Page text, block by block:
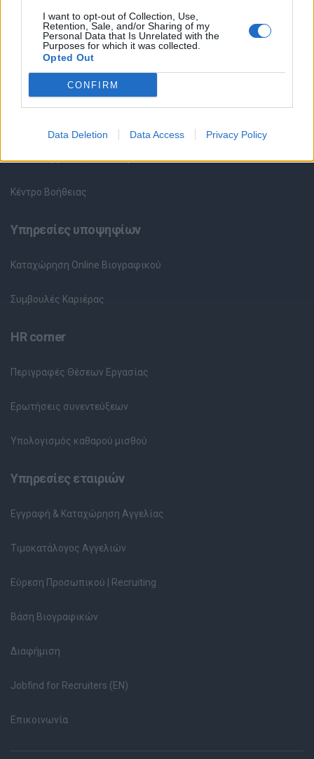
I want to opt-out of Collection, Use,
Retention, Sale, and/or Sharing of my
Personal Data that Is Unrelated with the
Purposes for which it was collected.
Opted Out
CONFIRM
Data Deletion Data Access Privacy Policy
Θέσεις εργασίας
Όλες οι Θέσεις Εργασίας
Κέντρο Βοήθειας
Υπηρεσίες υποψηφίων
Καταχώρηση Online Βιογραφικού
Συμβουλές Καριέρας
HR corner
Περιγραφές Θέσεων Εργασίας
Ερωτήσεις συνεντεύξεων
Υπολογισμός καθαρού μισθού
Υπηρεσίες εταιριών
Εγγραφή & Καταχώρηση Αγγελίας
Τιμοκατάλογος Αγγελιών
Εύρεση Προσωπικού | Recruiting
Βάση Βιογραφικών
Διαφήμιση
Jobfind for Recruiters (EN)
Επικοινωνία